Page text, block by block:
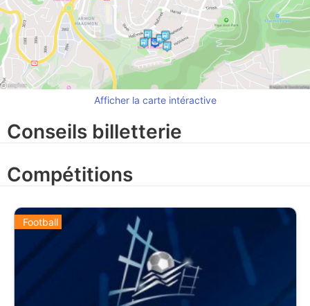
Afficher la carte intéractive
Conseils billetterie
Compétitions
Football